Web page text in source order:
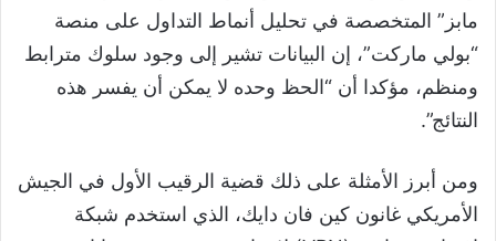
مابز” المتخصصة في تحليل أنماط التداول على منصة
“بولي ماركت”، إن البيانات تشير إلى وجود سلوك مترابط
ومنظم، مؤكدا أن “الحظ وحده لا يمكن أن يفسر هذه
النتائج”.
ومن أبرز الأمثلة على ذلك قضية الرقيب الأول في الجيش
الأمريكي غانون كين فان دايك، الذي استخدم شبكة